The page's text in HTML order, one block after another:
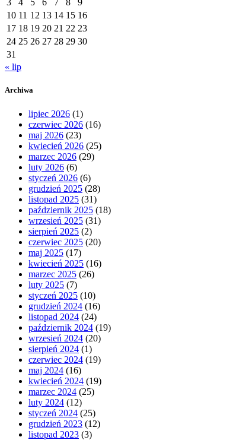
3
4 5 6 7 8
9
10 11 12 13 14 15 16
17 18 19 20 21 22 23
24 25 26 27 28 29 30
31
« lip
Archiwa
lipiec 2026 (1)
czerwiec 2026 (16)
maj 2026 (23)
kwiecień 2026 (25)
marzec 2026 (29)
luty 2026 (6)
styczeń 2026 (6)
grudzień 2025 (28)
listopad 2025 (31)
październik 2025 (18)
wrzesień 2025 (31)
sierpień 2025 (2)
czerwiec 2025 (20)
maj 2025 (17)
kwiecień 2025 (16)
marzec 2025 (26)
luty 2025 (7)
styczeń 2025 (10)
grudzień 2024 (16)
listopad 2024 (24)
październik 2024 (19)
wrzesień 2024 (20)
sierpień 2024 (1)
czerwiec 2024 (19)
maj 2024 (16)
kwiecień 2024 (19)
marzec 2024 (25)
luty 2024 (12)
styczeń 2024 (25)
grudzień 2023 (12)
listopad 2023 (3)